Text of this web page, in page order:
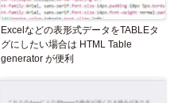
Excelなどの表形式データをTABLEタ
グにしたい場合は HTML Table
generator が便利